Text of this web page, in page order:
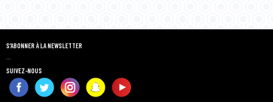
S’ABONNER À LA NEWSLETTER
SUIVEZ-NOUS